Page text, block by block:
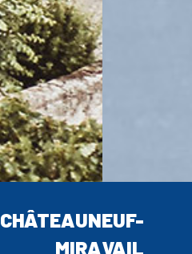
CHÂTEAUNEUF-
MIRAVAIL